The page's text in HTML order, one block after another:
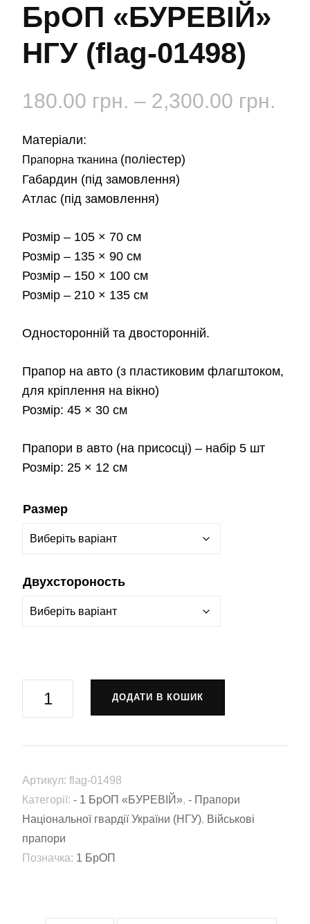
БрОП «БУРЕВІЙ»
НГУ (flag-01498)
180.00 грн. – 2,300.00 грн.
Матеріали:
Прапорна тканина (поліестер)
Габардин (під замовлення)
Атлас (під замовлення)
Розмір – 105 × 70 см
Розмір – 135 × 90 см
Розмір – 150 × 100 см
Розмір – 210 × 135 см
Односторонній та двосторонній.
Прапор на авто (з пластиковим флагштоком,
для кріплення на вікно)
Розмір: 45 × 30 см
Прапори в авто (на присосці) – набір 5 шт
Розмір: 25 × 12 см
Размер
Двухстороность
Батальйон
призначення
«Ірбіс»
у
складі
1
ДОДАТИ В КОШИК
Артикул: flag-01498
Категорії: - 1 БрОП «БУРЕВІЙ», - Прапори
Національної гвардії України (НГУ), Військові
прапори
Позначка: 1 БрОП